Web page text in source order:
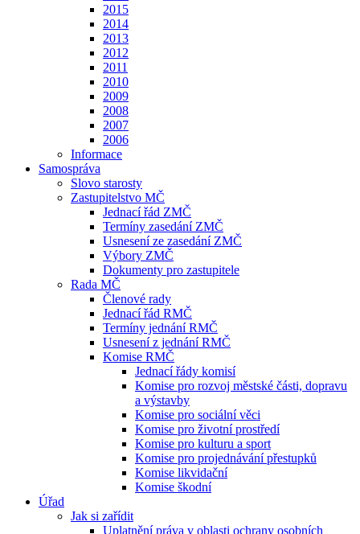
2015
2014
2013
2012
2011
2010
2009
2008
2007
2006
Informace
Samospráva
Slovo starosty
Zastupitelstvo MČ
Jednací řád ZMČ
Termíny zasedání ZMČ
Usnesení ze zasedání ZMČ
Výbory ZMČ
Dokumenty pro zastupitele
Rada MČ
Členové rady
Jednací řád RMČ
Termíny jednání RMČ
Usnesení z jednání RMČ
Komise RMČ
Jednací řády komisí
Komise pro rozvoj městské části, dopravu
a výstavby
Komise pro sociální věci
Komise pro životní prostředí
Komise pro kulturu a sport
Komise pro projednávání přestupků
Komise likvidační
Komise škodní
Úřad
Jak si zařídit
Uplatnění práva v oblasti ochrany osobních